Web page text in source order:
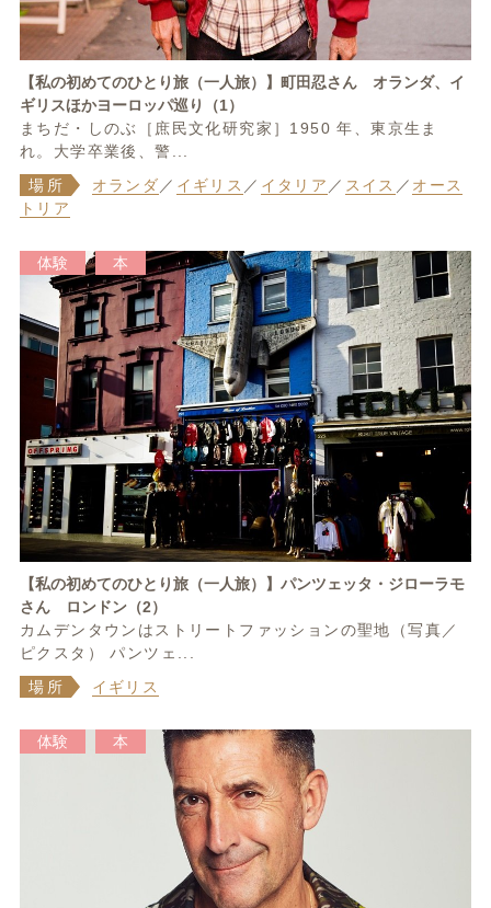
【私の初めてのひとり旅（一人旅）】町田忍さん オランダ、イ
ギリスほかヨーロッパ巡り（1）
まちだ・しのぶ［庶民文化研究家］1950 年、東京生ま
れ。大学卒業後、警...
場所
オランダ ／ イギリス ／ イタリア ／ スイス ／ オース
トリア
体験 本
【私の初めてのひとり旅（一人旅）】パンツェッタ・ジローラモ
さん ロンドン（2）
カムデンタウンはストリートファッションの聖地（写真／
ピクスタ） パンツェ...
場所
イギリス
体験 本